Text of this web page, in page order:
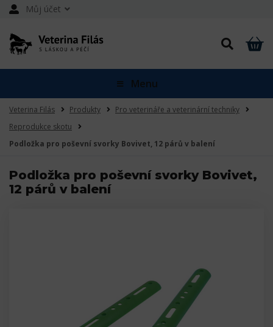
Můj účet
Menu
Veterina Filás Produkty
Pro veterináře a veterinární techniky
Reprodukce skotu
Podložka pro poševní svorky Bovivet, 12 párů v balení
Podložka pro poševní svorky Bovivet,
12 párů v balení